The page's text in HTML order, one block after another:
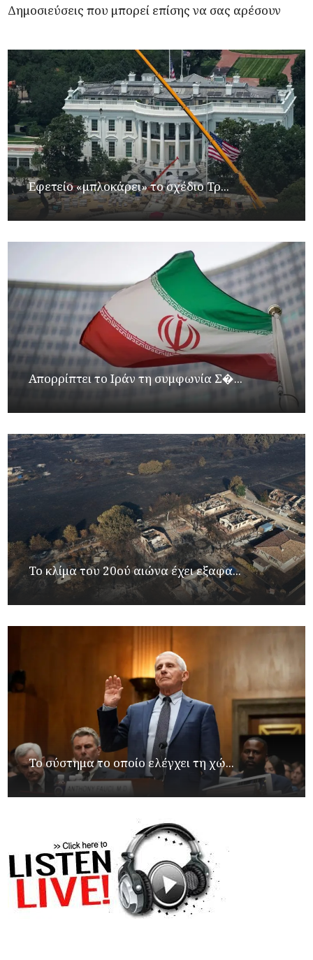
Δημοσιεύσεις που μπορεί επίσης να σας αρέσουν
Εφετείο «μπλοκάρει» το σχέδιο Τρ...
Απορρίπτει το Ιράν τη συμφωνία Σ�...
Το κλίμα του 20ού αιώνα έχει εξαφα...
Το σύστημα το οποίο ελέγχει τη χώ...